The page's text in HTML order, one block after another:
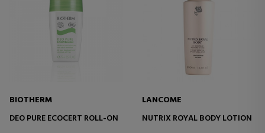
BIOTHERM
DEO PURE ECOCERT ROLL-ON
LANCOME
NUTRIX ROYAL BODY LOTION